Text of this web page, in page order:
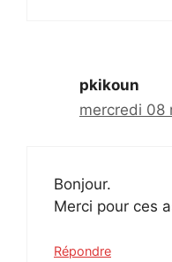
pkikoun
mercredi 08
Bonjour.
Merci pour ces
Répondre